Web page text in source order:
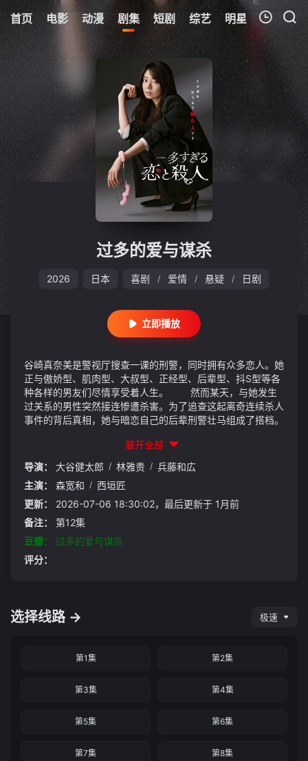
首页 电影 动漫 剧集 短剧 综艺 明星 周表
我的观影记录
暂无观看影片的记录
过多的爱与谋杀
2026 日本 喜剧 / 爱情 / 悬疑 / 日剧
立即播放
谷崎真奈美是警视厅搜查一课的刑警，同时拥有众多恋人。她
正与傲娇型、肌肉型、大叔型、正经型、后辈型、抖S型等各
种各样的男友们尽情享受着人生。 然而某天，与她发生
过关系的男性突然接连惨遭杀害。为了追查这起离奇连续杀人
事件的背后真相，她与暗恋自己的后辈刑警壮马组成了搭档。
展开全部
导演：
大谷健太郎 / 林雅贵 / 兵藤和広
主演：
森宽和 / 西垣匠
更新：
2026-07-06 18:30:02，最后更新于 1月前
备注：
第12集
豆瓣：
过多的爱与谋杀
评分：
选择线路 → 极速
第1集 第2集
第3集 第4集
第5集 第6集
第7集 第8集